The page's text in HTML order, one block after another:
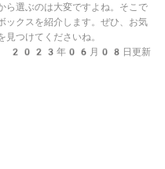
ら選ぶのは大変ですよね。そこで
ックスを紹介します。ぜひ、お気
つけてくださいね。
2023年06月08日更新